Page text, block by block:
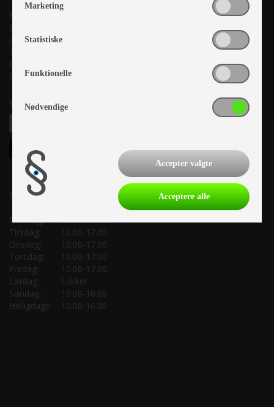
Kronjyllands Camping Center A/S
Suderholmen 10, 8960 Randers SØ
(Lige ud til Grenåvej)
Tlf. +45 87 10 98 70
Info@as-kcc.dk
CVR: 33 38 77 33
Samtykke til nyhedsbrev
Salgsafdeling:
Mandag:
Tirsdag:
10.00-17.00
Onsdag:
10.00-17.00
Torsdag:
10.00-17.00
Fredag:
10.00-17.00
Lørdag:
Lukket
Søndag:
10.00-16.00
Helligdage:
10.00-16.00
Marketing
Statistiske
Funktionelle
Nødvendige
Accepter valgte
Acceptere alle